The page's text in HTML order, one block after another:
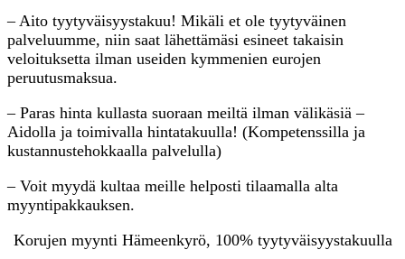
– Aito tyytyväisyystakuu! Mikäli et ole tyytyväinen
palveluumme, niin saat lähettämäsi esineet takaisin
veloituksetta ilman useiden kymmenien eurojen
peruutusmaksua.
– Paras hinta kullasta suoraan meiltä ilman välikäsiä –
Aidolla ja toimivalla hintatakuulla! (Kompetenssilla ja
kustannustehokkaalla palvelulla)
– Voit myydä kultaa meille helposti tilaamalla alta
myyntipakkauksen.
Korujen myynti Hämeenkyrö, 100% tyytyväisyystakuulla